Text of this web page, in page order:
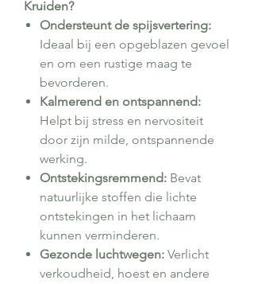
Kruiden?
Ondersteunt de spijsvertering:
Ideaal bij een opgeblazen gevoel
en om een rustige maag te
bevorderen.
Kalmerend en ontspannend:
Helpt bij stress en nervositeit
door zijn milde, ontspannende
werking.
Ontstekingsremmend: Bevat
natuurlijke stoffen die lichte
ontstekingen in het lichaam
kunnen verminderen.
Gezonde luchtwegen: Verlicht
verkoudheid, hoest en andere